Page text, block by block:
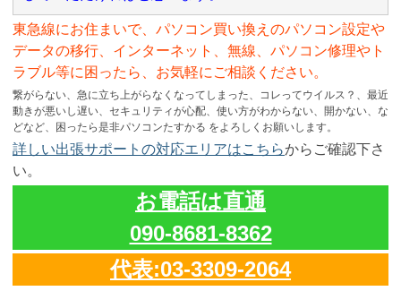
東急線にお住まいで、パソコン買い換えのパソコン設定や
データの移行、インターネット、無線、パソコン修理やト
ラブル等に困ったら、お気軽にご相談ください。
繋がらない、急に立ち上がらなくなってしまった、コレってウイルス？、最近
動きが悪いし遅い、セキュリティが心配、使い方がわからない、開かない、な
どなど、困ったら是非パソコンたすかる をよろしくお願いします。
詳しい出張サポートの対応エリアはこちらからご確認下さ
い。
お電話は直通
090-8681-8362
代表:03-3309-2064